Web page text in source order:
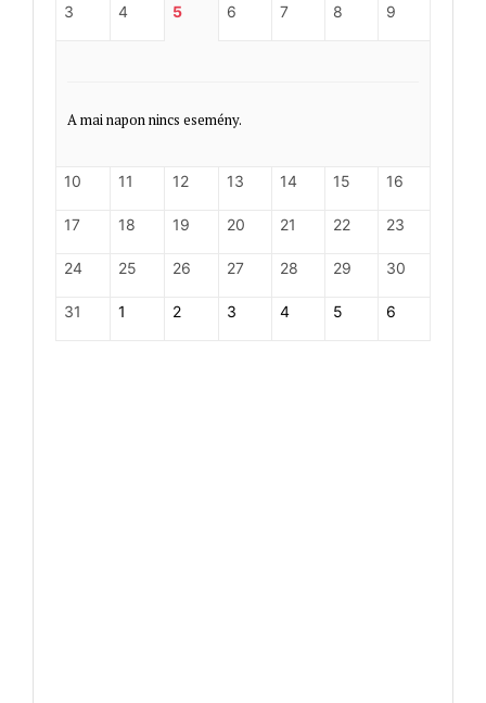
3 4 5 6 7 8 9
A mai napon nincs esemény.
10 11 12 13 14 15 16
17 18 19 20 21 22 23
24 25 26 27 28 29 30
31 1 2 3 4 5 6